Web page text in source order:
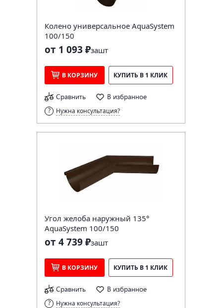
Колено универсальное AquaSystem
100/150
от 1 093 ₽зашт
В КОРЗИНУ КУПИТЬ В 1 КЛИК
Сравнить В избранное
Нужна консультация?
Угол желоба наружный 135°
AquaSystem 100/150
от 4 739 ₽зашт
В КОРЗИНУ КУПИТЬ В 1 КЛИК
Сравнить В избранное
Нужна консультация?